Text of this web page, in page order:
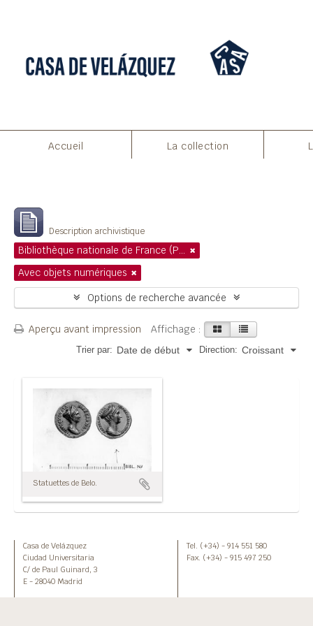
Accueil La collection
Description archivistique
Bibliothèque nationale de France (Paris)
Avec objets numériques
Options de recherche avancée
Aperçu avant impression Affichage :
Trier par: Date de début Direction: Croissant
Statuettes de Belo.
Casa de Velázquez
Ciudad Universitaria
C/ de Paul Guinard, 3
E - 28040 Madrid
Tel. (+34) - 914 551 580
Fax. (+34) - 915 497 250